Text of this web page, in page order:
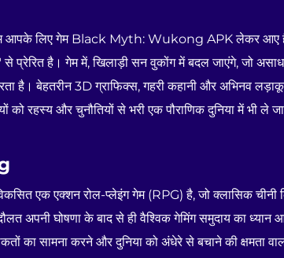
आपके लिए गेम Black Myth: Wukong APK लेकर
से प्रेरित है। गेम में, खिलाड़ी सन वुकोंग में बदल जाएंगे, जो
करता है। बेहतरीन 3D ग्राफिक्स, गहरी कहानी और
को रहस्य और चुनौतियों से भरी एक पौराणिक दुनिया में भी
एक एक्शन रोल-प्लेइंग गेम (RPG) है, जो क्लासिक चीनी
अपनी घोषणा के बाद से ही वैश्विक गेमिंग समुदाय का
का सामना करने और दुनिया को अंधेरे से बचाने की क्षमता